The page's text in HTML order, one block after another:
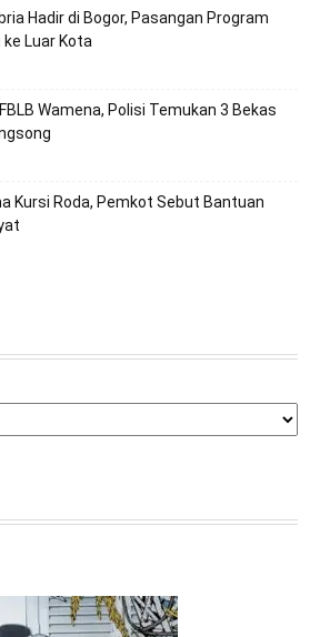
Hadir di Bogor, Pasangan Program
Luar Kota
Wamena, Polisi Temukan 3 Bekas
Kursi Roda, Pemkot Sebut Bantuan